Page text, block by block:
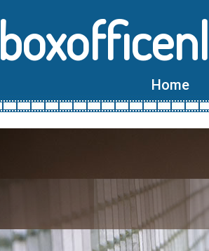
boxofficenl
Home